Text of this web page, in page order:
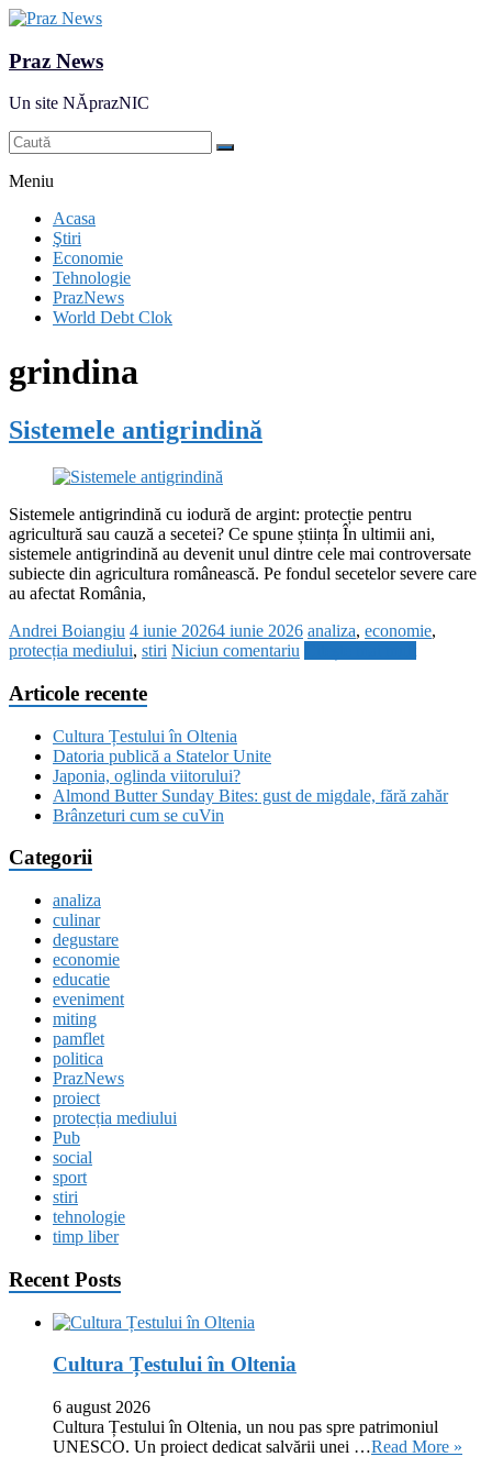
Praz News
Un site NĂprazNIC
Meniu
Acasa
Ştiri
Economie
Tehnologie
PrazNews
World Debt Clok
grindina
Sistemele antigrindină
Sistemele antigrindină cu iodură de argint: protecție pentru
agricultură sau cauză a secetei? Ce spune știința În ultimii ani,
sistemele antigrindină au devenit unul dintre cele mai controversate
subiecte din agricultura românească. Pe fondul secetelor severe care
au afectat România,
Andrei Boiangiu 4 iunie 20264 iunie 2026 analiza, economie,
protecția mediului, stiri Niciun comentariu
Articole recente
Cultura Țestului în Oltenia
Datoria publică a Statelor Unite
Japonia, oglinda viitorului?
Almond Butter Sunday Bites: gust de migdale, fără zahăr
Brânzeturi cum se cuVin
Categorii
analiza
culinar
degustare
economie
educatie
eveniment
miting
pamflet
politica
PrazNews
proiect
protecția mediului
Pub
social
sport
stiri
tehnologie
timp liber
Recent Posts
Cultura Țestului în Oltenia
6 august 2026
Cultura Țestului în Oltenia, un nou pas spre patrimoniul
UNESCO. Un proiect dedicat salvării unei …Read More »